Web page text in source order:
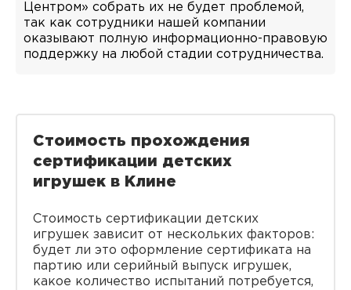
Центром» собрать их не будет проблемой,
так как сотрудники нашей компании
оказывают полную информационно-правовую
поддержку на любой стадии сотрудничества.
Стоимость прохождения
сертификации детских
игрушек в Клине
Стоимость сертификации детских
игрушек зависит от нескольких факторов:
будет ли это оформление сертификата на
партию или серийный выпуск игрушек,
какое количество испытаний потребуется,